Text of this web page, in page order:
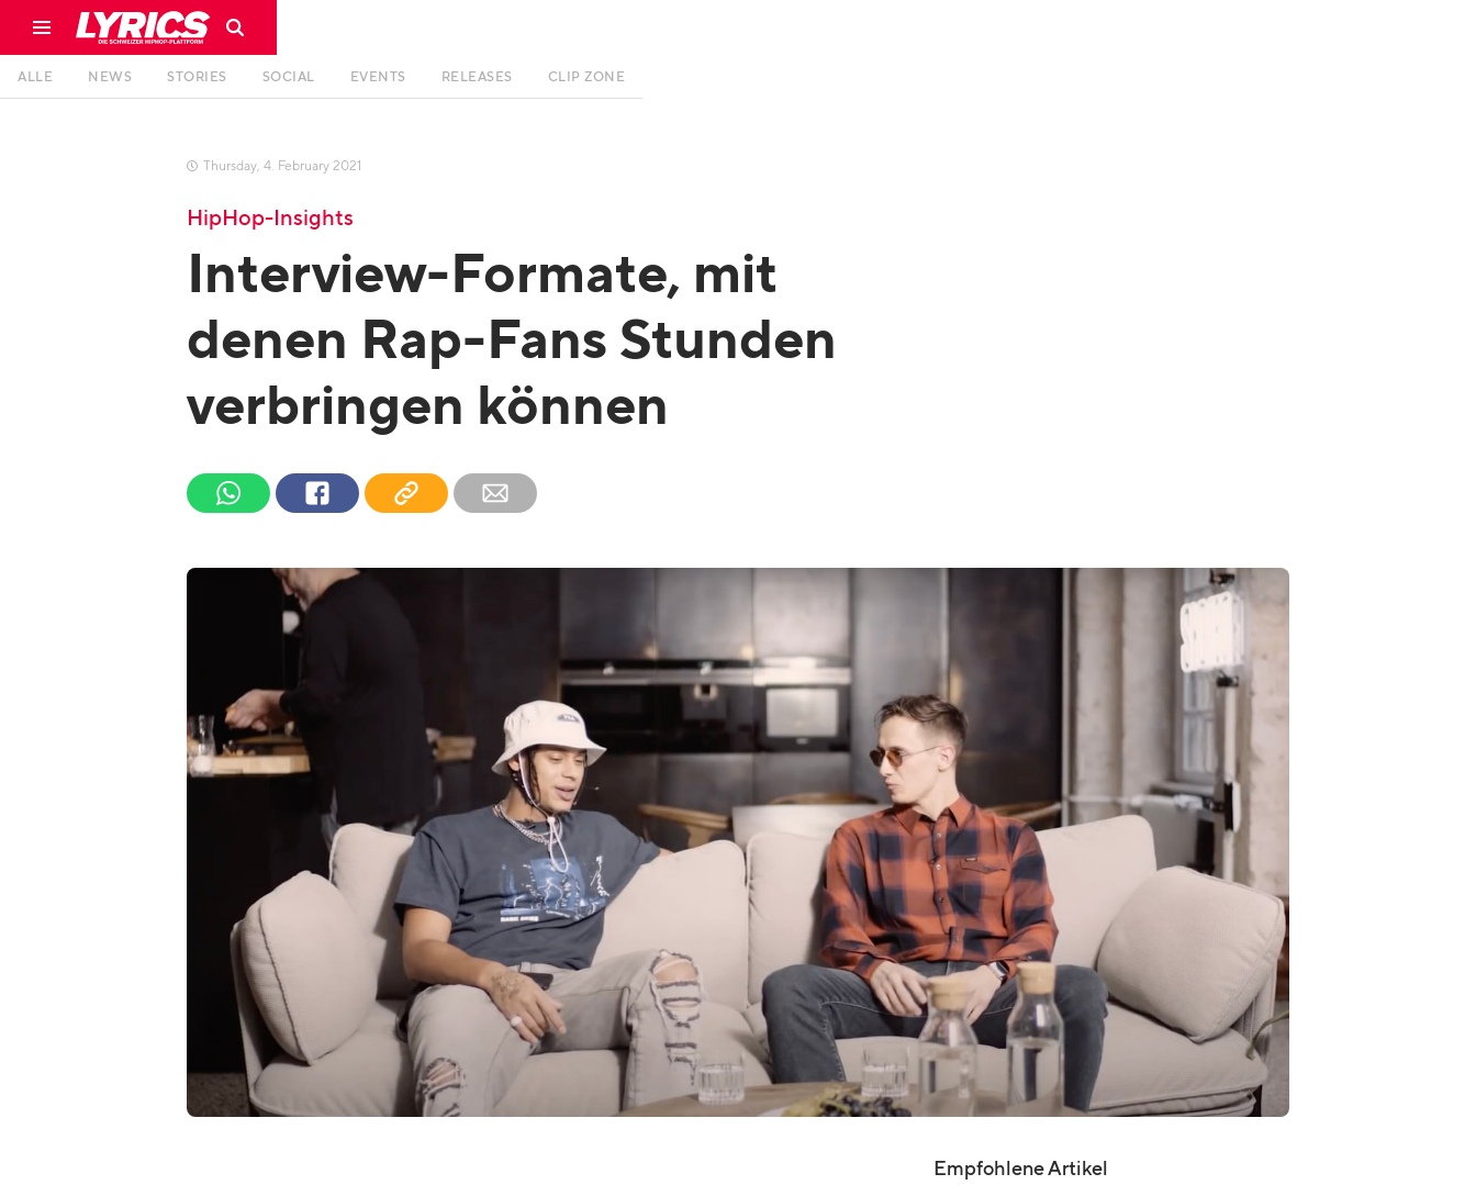
ALLE NEWS STORIES SOCIAL EVENTS RELEASES CLIP ZONE
 Thursday, 4. February 2021
HipHop-Insights
Interview-Formate, mit
denen Rap-Fans Stunden
verbringen können
Empfohlene Artikel